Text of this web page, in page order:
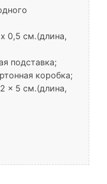
0,5 см.(длина,
подставка;
коробка;
x 5 см.(длина,